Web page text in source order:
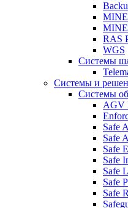
RAS
WGS
Системы
Системы и
Системы
AGV
Safe
Safe
Safe
Safe
Safe
Safe
Safe